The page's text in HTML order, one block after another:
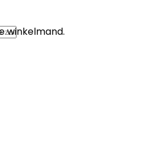
winkelmand.